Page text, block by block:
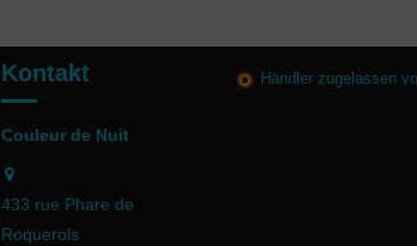
Kontakt
Couleur de Nuit
433 rue Phare de
Roquerols
Händler zugelassen